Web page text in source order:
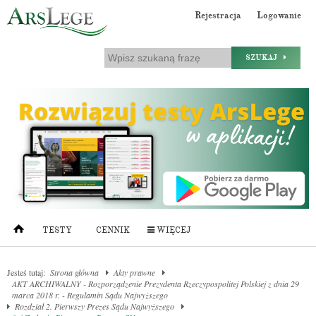
Rejestracja Logowanie
SZUKAJ
TESTY CENNIK WIĘCEJ
Jesteś tutaj: Strona główna
Akty prawne
AKT ARCHIWALNY - Rozporządzenie Prezydenta Rzeczypospolitej Polskiej z dnia 29
marca 2018 r. - Regulamin Sądu Najwyższego
Rozdział 2. Pierwszy Prezes Sądu Najwyższego